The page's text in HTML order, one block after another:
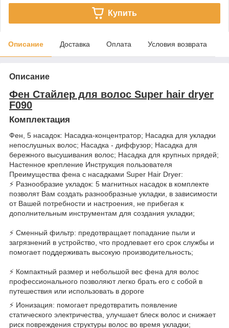
Купить
Описание Доставка Оплата Условия возврата
Описание
Фен Стайлер для волос Super hair dryer
F090
Комплектация
Фен, 5 насадок: Насадка-концентратор; Насадка для укладки
непослушных волос; Насадка - диффузор; Насадка для
бережного высушивания волос; Насадка для крупных прядей;
Настенное крепление Инструкция пользователя
Преимущества фена с насадками Super Hair Dryer:
⚡️ Разнообразие укладок: 5 магнитных насадок в комплекте
позволят Вам создать разнообразные укладки, в зависимости
от Вашей потребности и настроения, не прибегая к
дополнительным инструментам для создания укладки;
⚡️ Сменный фильтр: предотвращает попадание пыли и
загрязнений в устройство, что продлевает его срок службы и
помогает поддерживать высокую производительность;
⚡️ Компактный размер и небольшой вес фена для волос
профессионального позволяют легко брать его с собой в
путешествия или использовать в дороге
⚡️ Ионизация: помогает предотвратить появление
статического электричества, улучшает блеск волос и снижает
риск повреждения структуры волос во время укладки;